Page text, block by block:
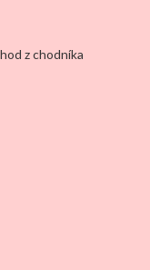
z chodníka